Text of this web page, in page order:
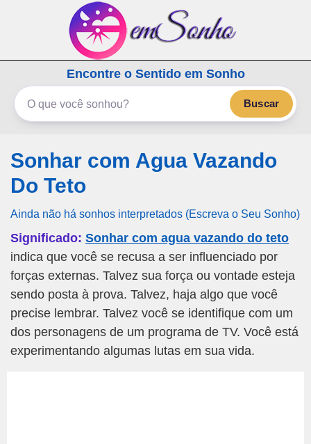
emSonho.com
Os sonhos significam mais
Encontre o Sentido em Sonho
Buscar
Sonhar com Agua Vazando
Do Teto
Ainda não há sonhos interpretados (Escreva o Seu Sonho)
Significado: Sonhar com agua vazando do teto
indica que você se recusa a ser influenciado por
forças externas. Talvez sua força ou vontade esteja
sendo posta à prova. Talvez, haja algo que você
precise lembrar. Talvez você se identifique com um
dos personagens de um programa de TV. Você está
experimentando algumas lutas em sua vida.